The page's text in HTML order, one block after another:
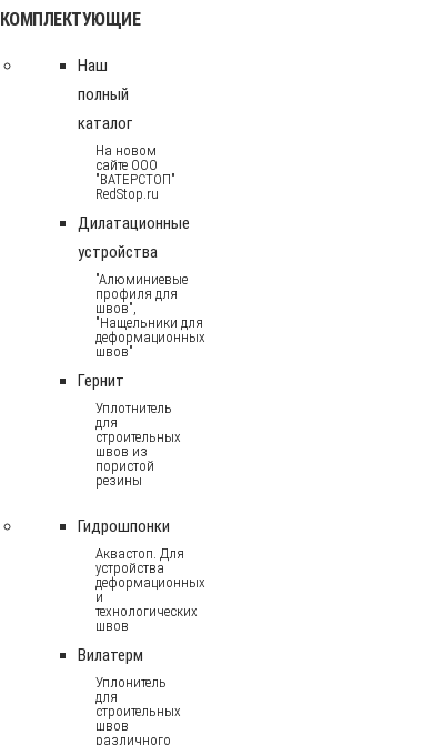
КОМПЛЕКТУЮЩИЕ
Наш
полный
каталог
На новом
сайте ООО
"ВАТЕРСТОП"
RedStop.ru
Дилатационные
устройства
"Алюминиевые
профиля для
швов",
"Нащельники для
деформационных
швов"
Гернит
Уплотнитель
для
строительных
швов из
пористой
резины
Гидрошпонки
Аквастоп. Для
устройства
деформационных
и
технологических
швов
Вилатерм
Уплонитель
для
строительных
швов
различного